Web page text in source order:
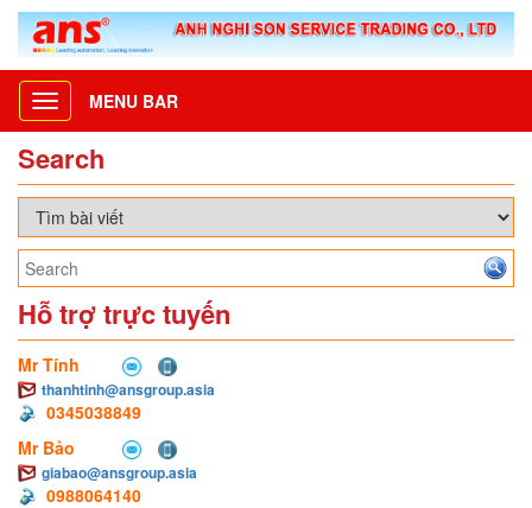
Toggle
navigation
MENU BAR
Search
Hỗ trợ trực tuyến
Mr Tính
thanhtinh@ansgroup.asia
0345038849
Mr Bảo
giabao@ansgroup.asia
0988064140